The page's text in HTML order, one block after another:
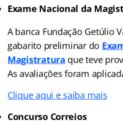
Exame Nacional da
A banca Fundação Getúlio
gabarito preliminar do
Magistratura que teve
As avaliações foram
Clique aqui e saiba mais
Concurso Correios